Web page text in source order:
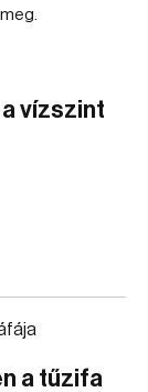
vízszint
a tűzifa